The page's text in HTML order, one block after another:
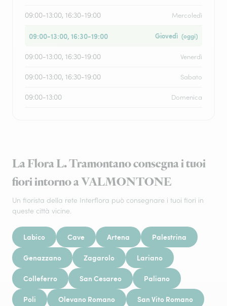
09:00-13:00, 16:30-19:00 Mercoledì
09:00-13:00, 16:30-19:00 Giovedì (oggi)
09:00-13:00, 16:30-19:00 Venerdì
09:00-13:00, 16:30-19:00 Sabato
09:00-13:00 Domenica
La Flora L. Tramontano consegna i tuoi
fiori intorno a VALMONTONE
Un fiorista della rete Interflora può consegnare i tuoi fiori in
queste città vicine.
Labico Cave Artena Palestrina
Genazzano Zagarolo Lariano
Colleferro San Cesareo Paliano
Poli Olevano Romano San Vito Romano